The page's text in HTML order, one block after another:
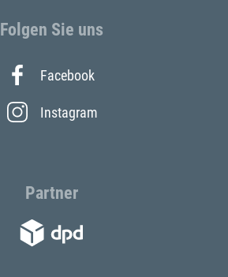
Folgen Sie uns
Facebook
Instagram
Partner